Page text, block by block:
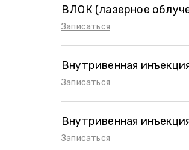
ВЛОК (лазерное
Записаться
Внутривенная
Записаться
Внутривенная
Записаться